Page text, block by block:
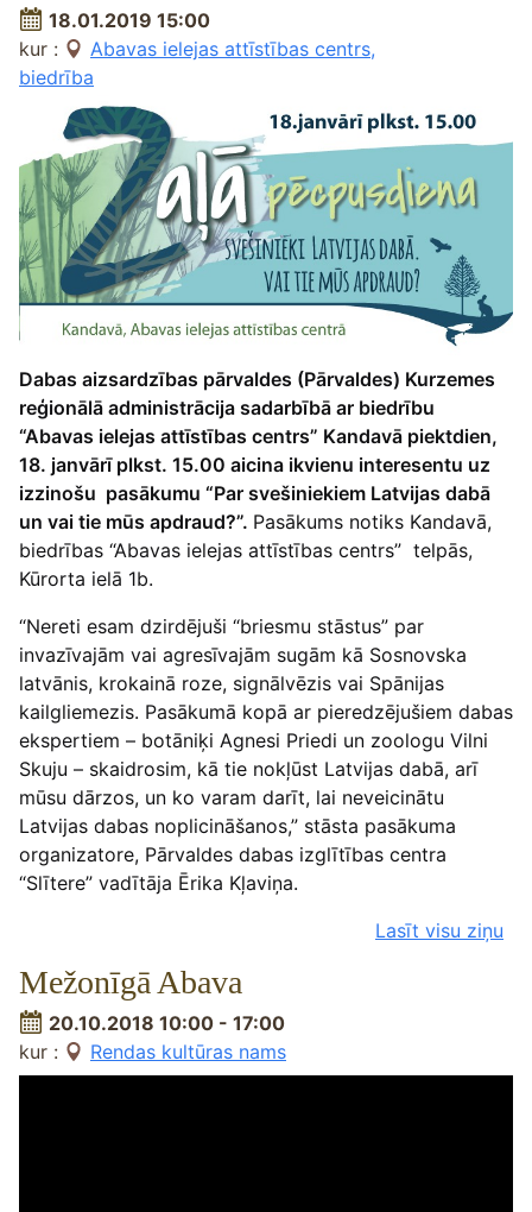
18.01.2019 15:00
kur :
Abavas ielejas attīstības centrs,
biedrība
Dabas aizsardzības pārvaldes (Pārvaldes) Kurzemes
reģionālā administrācija sadarbībā ar biedrību
“Abavas ielejas attīstības centrs” Kandavā piektdien,
18. janvārī plkst. 15.00 aicina ikvienu interesentu uz
izzinošu pasākumu “Par svešiniekiem Latvijas dabā
un vai tie mūs apdraud?”. Pasākums notiks Kandavā,
biedrības “Abavas ielejas attīstības centrs” telpās,
Kūrorta ielā 1b.
“Nereti esam dzirdējuši “briesmu stāstus” par
invazīvajām vai agresīvajām sugām kā Sosnovska
latvānis, krokainā roze, signālvēzis vai Spānijas
kailgliemezis. Pasākumā kopā ar pieredzējušiem dabas
ekspertiem – botāniķi Agnesi Priedi un zoologu Vilni
Skuju – skaidrosim, kā tie nokļūst Latvijas dabā, arī
mūsu dārzos, un ko varam darīt, lai neveicinātu
Latvijas dabas noplicināšanos,” stāsta pasākuma
organizatore, Pārvaldes dabas izglītības centra
“Slītere” vadītāja Ērika Kļaviņa.
Lasīt visu ziņu
Mežonīgā Abava
20.10.2018 10:00 - 17:00
kur :
Rendas kultūras nams